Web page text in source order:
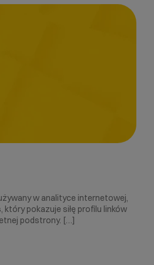
w analityce internetowej,
pokazuje siłę profilu linków
podstrony. […]